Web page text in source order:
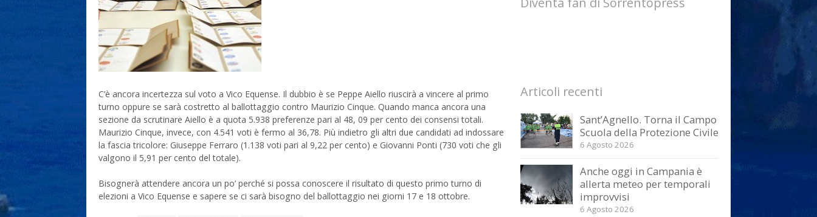
C’è ancora incertezza sul voto a Vico Equense. Il dubbio è se Peppe Aiello riuscirà a vincere al primo
turno oppure se sarà costretto al ballottaggio contro Maurizio Cinque. Quando manca ancora una
sezione da scrutinare Aiello è a quota 5.938 preferenze pari al 48, 09 per cento dei consensi totali.
Maurizio Cinque, invece, con 4.541 voti è fermo al 36,78. Più indietro gli altri due candidati ad indossare
la fascia tricolore: Giuseppe Ferraro (1.138 voti pari al 9,22 per cento) e Giovanni Ponti (730 voti che gli
valgono il 5,91 per cento del totale).
Bisognerà attendere ancora un po’ perché si possa conoscere il risultato di questo primo turno di
elezioni a Vico Equense e sapere se ci sarà bisogno del ballottaggio nei giorni 17 e 18 ottobre.
Articoli recenti
Sant’Agnello. Torna il Campo
Scuola della Protezione Civile
6 Agosto 2026
Anche oggi in Campania è
allerta meteo per temporali
improvvisi
6 Agosto 2026